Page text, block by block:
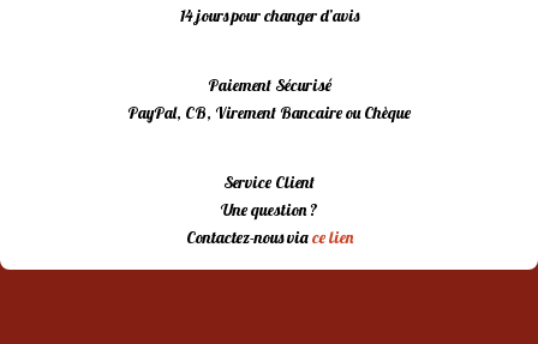
14 jours pour changer d’avis
Paiement Sécurisé
PayPal, CB, Virement Bancaire ou Chèque
Service Client
Une question ?
Contactez-nous viace lien